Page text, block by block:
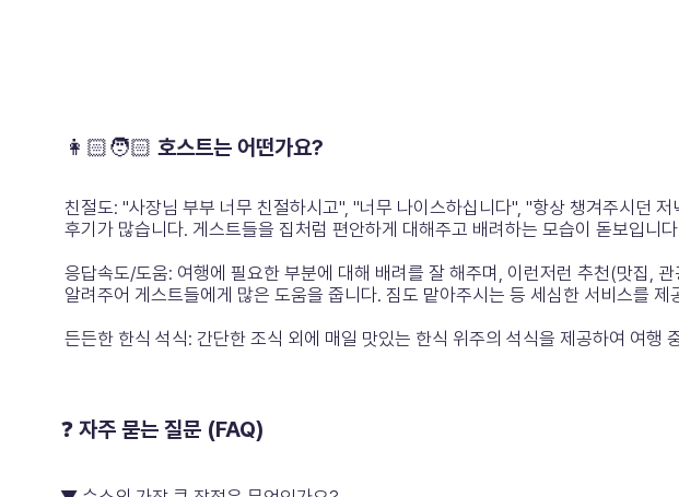
👩🏻🧑🏻 호스트는 어떤가요?
친절도: "사장님 부부 너무 친절하시고", "너무 나이스하십니다", "항상 챙겨주시던
후기가 많습니다. 게스트들을 집처럼 편안하게 대해주고 배려하는 모습이 돋보입니
응답속도/도움: 여행에 필요한 부분에 대해 배려를 잘 해주며, 이런저런 추천(맛집,
알려주어 게스트들에게 많은 도움을 줍니다. 짐도 맡아주시는 등 세심한 서비스를 제
든든한 한식 석식: 간단한 조식 외에 매일 맛있는 한식 위주의 석식을 제공하여 여행
❓ 자주 묻는 질문 (FAQ)